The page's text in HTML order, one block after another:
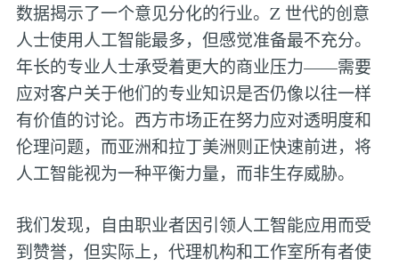
数据揭示了一个意见分化的行业。Z 世代的创意
人士使用人工智能最多，但感觉准备最不充分。
年长的专业人士承受着更大的商业压力——需要
应对客户关于他们的专业知识是否仍像以往一样
有价值的讨论。西方市场正在努力应对透明度和
伦理问题，而亚洲和拉丁美洲则正快速前进，将
人工智能视为一种平衡力量，而非生存威胁。
我们发现，自由职业者因引领人工智能应用而受
到赞誉，但实际上，代理机构和工作室所有者使